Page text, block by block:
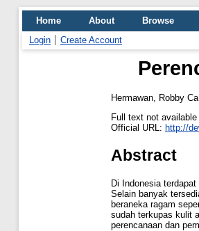
Home About
Browse
Login
Create Account
Hermawan, Robby
Full text not
Official URL: http://
Abstract
Di Indonesia
Selain banyak
beraneka ragam
sudah terkupas kulit
perencanaan dan